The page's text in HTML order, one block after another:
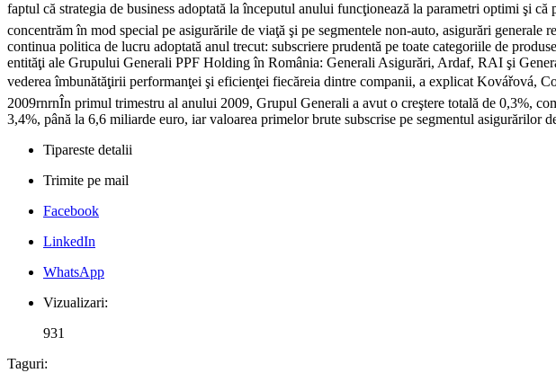
faptul că strategia de business adoptată la începutul anului funcţionează la parametri optimi şi
concentrăm în mod special pe asigurările de viaţă şi pe segmentele non-auto, asigurări
continua politica de lucru adoptată anul trecut: subscriere prudentă pe toate categoriile de
entităţi ale Grupului Generali PPF Holding în România: Generali Asigurări, Ardaf, RAI şi
vederea îmbunătăţirii performanţei şi eficienţei fiecăreia dintre companii, a explicat Kovářová,
2009rnrnÎn primul trimestru al anului 2009, Grupul Generali a avut o creştere totală de 0,3%,
3,4%, până la 6,6 miliarde euro, iar valoarea primelor brute subscrise pe segmentul asigurărilor
Tipareste detalii
Trimite pe mail
Facebook
LinkedIn
WhatsApp
Vizualizari:
931
Taguri: